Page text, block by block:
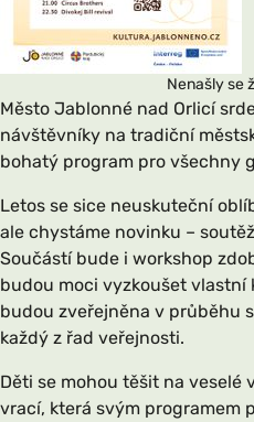
Nenašly se
Město Jablonné nad Orlicí
návštěvníky na tradiční
bohatý program pro všechny
Letos se sice neuskuteční
ale chystáme novinku –
Součástí bude i workshop
budou moci vyzkoušet
budou zveřejněna v průběhu
každý z řad veřejnosti.
Děti se mohou těšit na veselé
vrací, která svým programem